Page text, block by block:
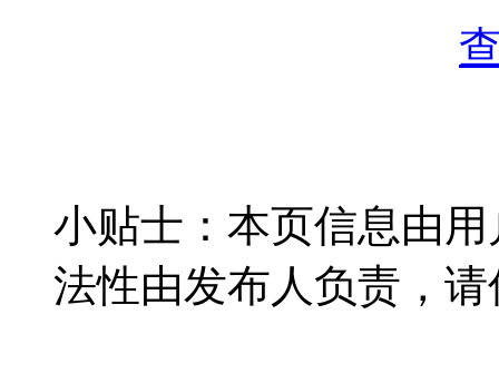
小贴士：本页信息由
法性由发布人负责，